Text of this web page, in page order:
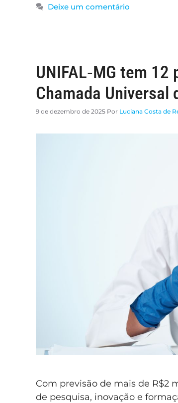
Deixe um comentário
UNIFAL‑MG tem
Chamada Universal
9 de dezembro de 2025 Por Luciana Costa de
Com previsão de mais de R$2
de pesquisa, inovação e